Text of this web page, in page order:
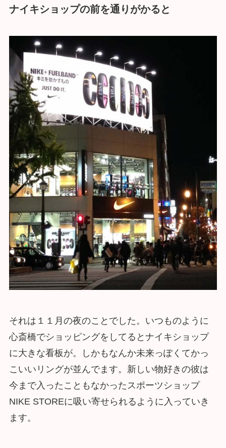
ナイキショップの前を通りがかると
それは１１月の夜のことでした。いつものように
心斎橋でショッピングをしてるとナイキショップ
に大きな看板が。しかもなんか未来っぽくてかっ
こいいリングが並んでます。新しい物好きの彼は
今まで入ったこともなかったスポーツショップ
NIKE STOREに吸い寄せられるように入っていき
ます。